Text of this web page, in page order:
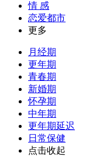
情 感
恋爱都市
更多
月经期
更年期
青春期
新婚期
怀孕期
中年期
更年期延迟
日常保健
点击收起